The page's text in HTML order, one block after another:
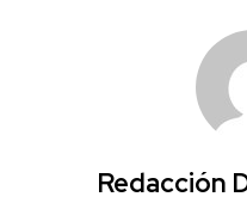
Redacción